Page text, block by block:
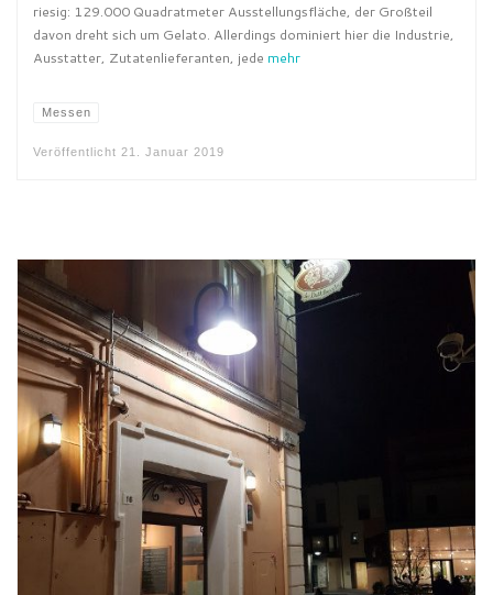
riesig: 129.000 Quadratmeter Ausstellungsfläche, der Großteil
davon dreht sich um Gelato. Allerdings dominiert hier die Industrie,
Ausstatter, Zutatenlieferanten, jede mehr
Messen
Veröffentlicht 21. Januar 2019